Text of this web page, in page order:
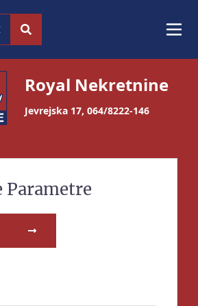
Royal Nekretnine
Jevrejska 17, 064/8222-146
Parametre